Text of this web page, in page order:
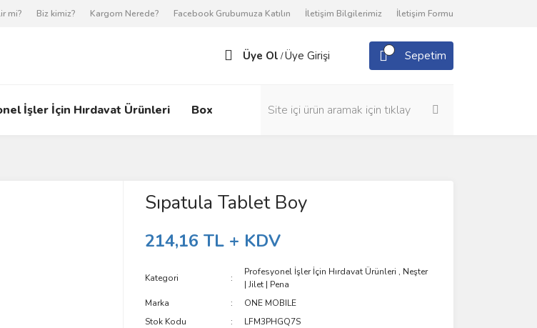
mi? Biz kimiz? Kargom Nerede? Facebook Grubumuza Katılın İletişim Bilgilerimiz İletişim Formu
Üye Ol /Üye Girişi Sepetim
İşler İçin Hırdavat Ürünleri Box
Sıpatula Tablet Boy
214,16 TL + KDV
Kategori
Profesyonel İşler İçin Hırdavat Ürünleri , Neşter
| Jilet | Pena
Marka
ONE MOBILE
Stok Kodu
LFM3PHGQ7S